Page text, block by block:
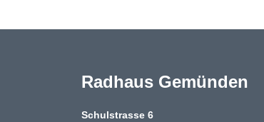
Radhaus Gemünden
Schulstrasse 6